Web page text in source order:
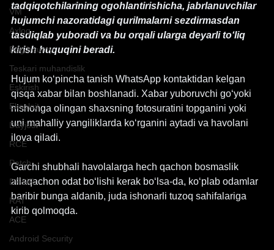
VM
Axloq
Bug bounty
Teskari muhandislik
Eskirish
Eksploit
Dayjest
RCE
Patch
DF&IR
RAT
ACE
Android Security
tadqiqotchilarining ogohlantirishicha, jabrlanuvchilar
hujumchi nazoratidagi qurilmalarni sezdirmasdan
tasdiqlab yuboradi va bu orqali ularga deyarli to‘liq
kirish huquqini beradi.
Hujum ko‘pincha tanish WhatsApp kontaktidan kelgan
qisqa xabar bilan boshlanadi. Xabar yuboruvchi go‘yoki
nishonga olingan shaxsning fotosuratini topganini yoki
uni mahalliy yangiliklarda ko‘rganini aytadi va havolani
ilova qiladi.
Garchi shubhali havolalarga hech qachon bosmaslik
allaqachon odat bo‘lishi kerak bo‘lsa-da, ko‘plab odamlar
baribir bunga aldanib, juda ishonarli tuzoq sahifalariga
kirib qolmoqda.